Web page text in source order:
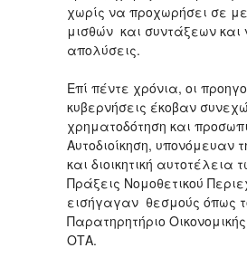
χωρίς να προχωρήσει σε
μισθών και συντάξεων και
απολύσεις.
Επί πέντε χρόνια, οι
κυβερνήσεις έκοβαν
χρηματοδότηση και
Αυτοδιοίκηση, υπονόμευαν
και διοικητική αυτοτέλεια
Πράξεις Νομοθετικού
εισήγαγαν θεσμούς όπως
Παρατηρητήριο
ΟΤΑ.